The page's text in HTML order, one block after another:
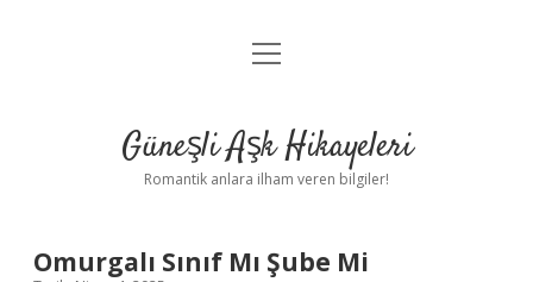
Anasayfa
Yasal Uyarı
menüyü
Güneşli Aşk Hikayeleri
Romantik anlara ilham veren bilgiler!
Omurgalı Sınıf Mı Şube Mi